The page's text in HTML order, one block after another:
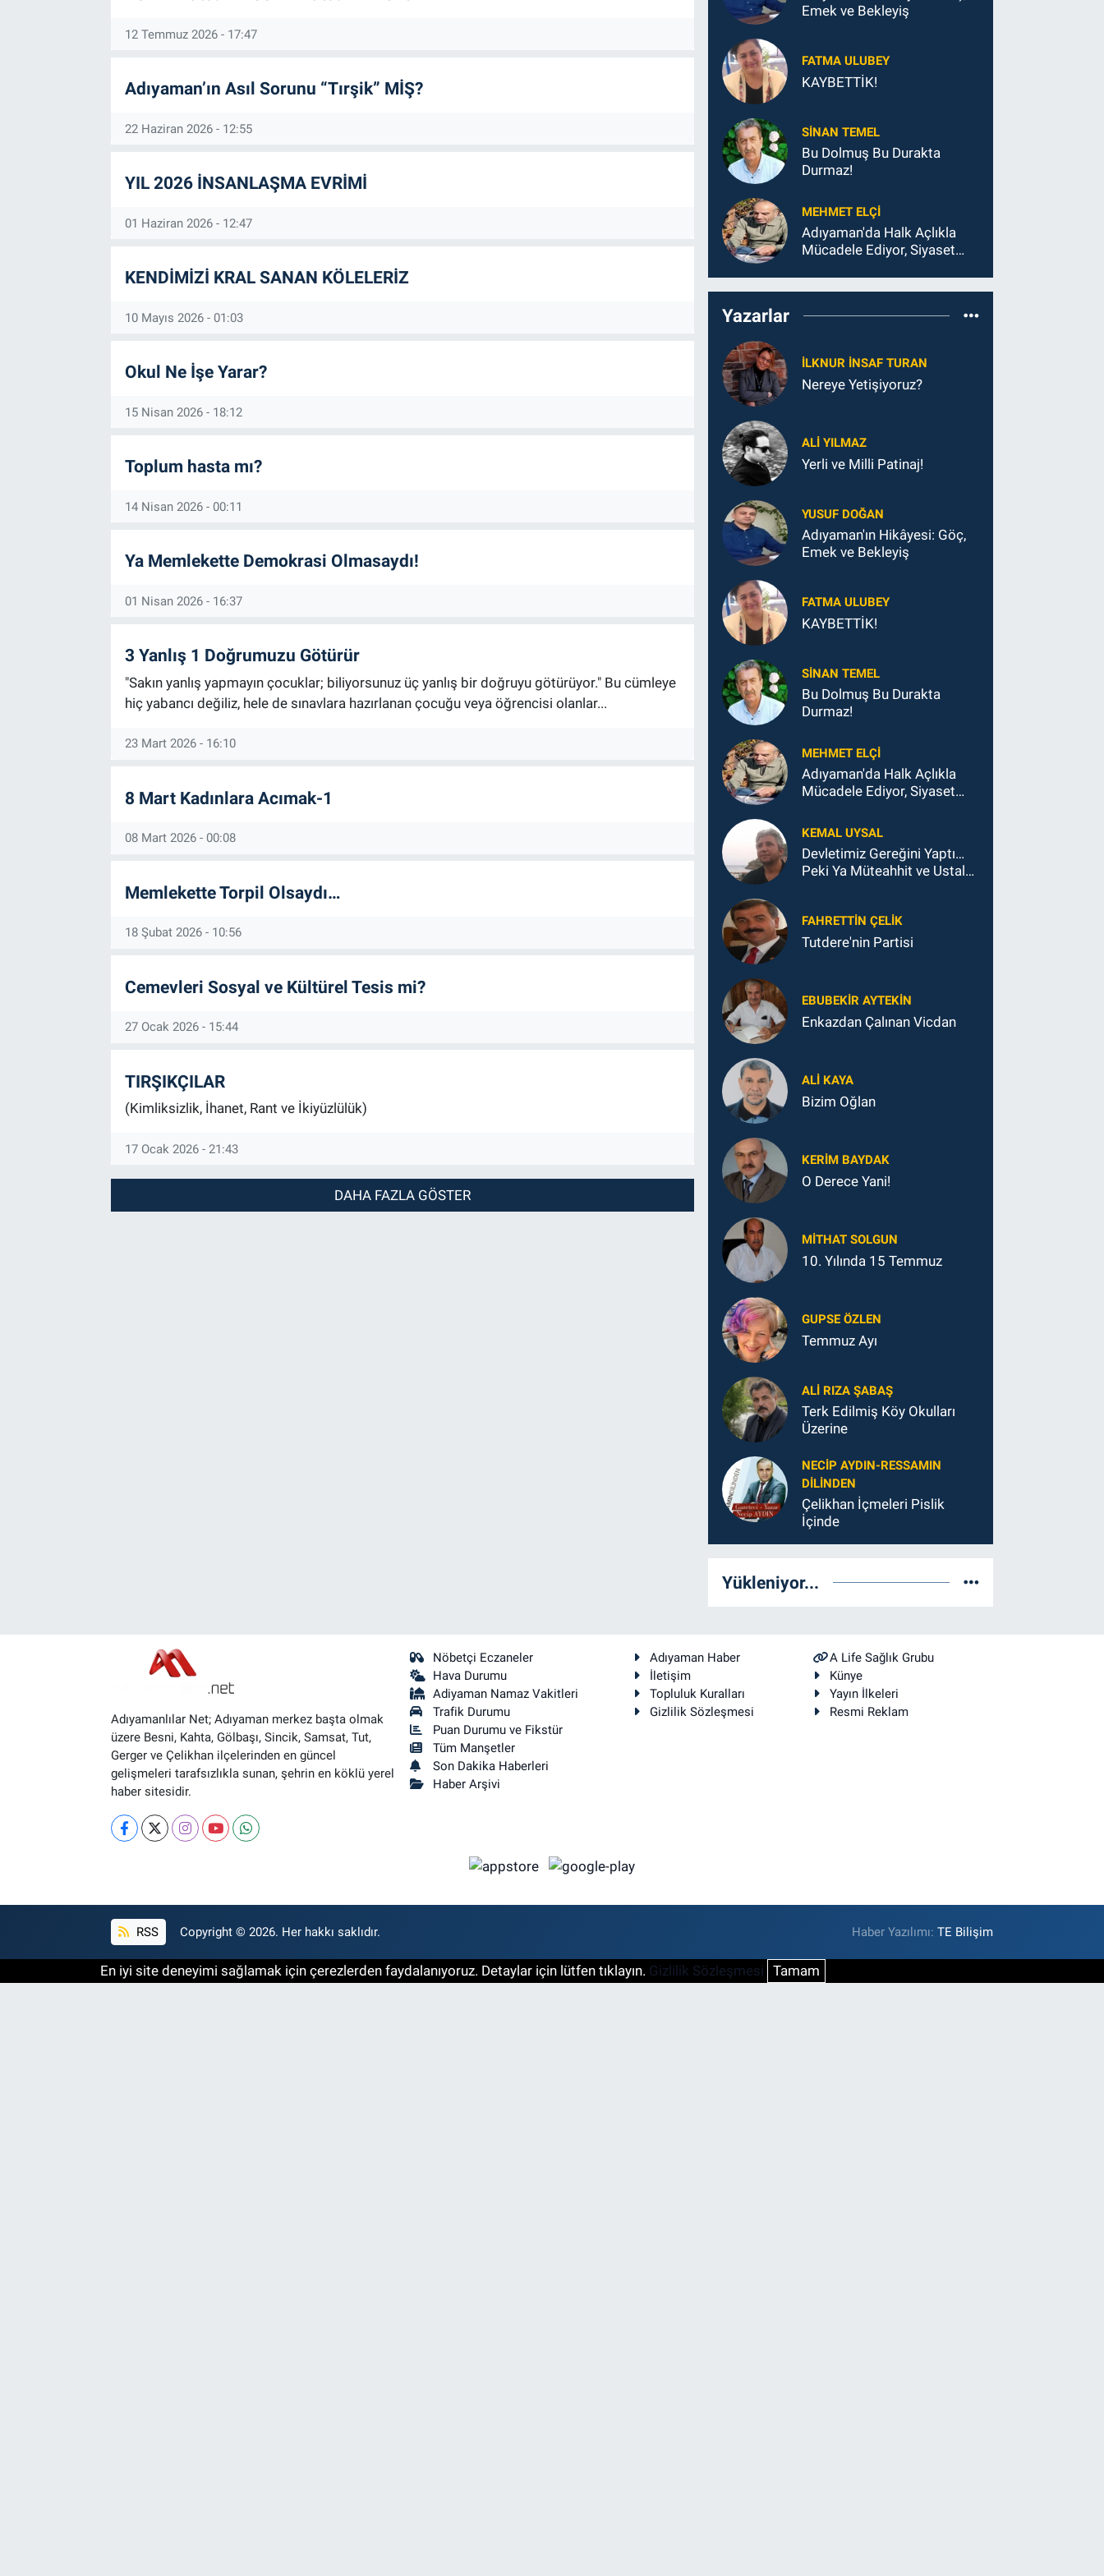
2021 yılında ÜZGÜN OYUNCAKLAR, Öteki Yayınları,
2023 yılında GİZEMLİ SES, Öteki Yayınları,
12 Temmuz 2026 - 17:47
Adıyaman’ın Asıl Sorunu “Tırşik” MİŞ?
22 Haziran 2026 - 12:55
YIL 2026 İNSANLAŞMA EVRİMİ
01 Haziran 2026 - 12:47
KENDİMİZİ KRAL SANAN KÖLELERİZ
10 Mayıs 2026 - 01:03
Okul Ne İşe Yarar?
15 Nisan 2026 - 18:12
Toplum hasta mı?
14 Nisan 2026 - 00:11
Ya Memlekette Demokrasi Olmasaydı!
01 Nisan 2026 - 16:37
3 Yanlış 1 Doğrumuzu Götürür
"Sakın yanlış yapmayın çocuklar; biliyorsunuz üç yanlış bir doğruyu götürüyor." Bu cümleye
hiç yabancı değiliz, hele de sınavlara hazırlanan çocuğu veya öğrencisi olanlar...
23 Mart 2026 - 16:10
8 Mart Kadınlara Acımak-1
08 Mart 2026 - 00:08
Memlekette Torpil Olsaydı…
18 Şubat 2026 - 10:56
Cemevleri Sosyal ve Kültürel Tesis mi?
27 Ocak 2026 - 15:44
TIRŞIKÇILAR
(Kimliksizlik, İhanet, Rant ve İkiyüzlülük)
17 Ocak 2026 - 21:43
DAHA FAZLA GÖSTER
Emek ve Bekleyiş
FATMA ULUBEY
KAYBETTİK!
SINAN TEMEL
Bu Dolmuş Bu Durakta
Durmaz!
MEHMET ELÇI
Adıyaman'da Halk Açlıkla
Mücadele Ediyor, Siyaset
Yazarlar
İLKNUR İNSAF TURAN
Nereye Yetişiyoruz?
ALI YILMAZ
Yerli ve Milli Patinaj!
YUSUF DOĞAN
Adıyaman'ın Hikâyesi: Göç,
Emek ve Bekleyiş
FATMA ULUBEY
KAYBETTİK!
SINAN TEMEL
Bu Dolmuş Bu Durakta
Durmaz!
MEHMET ELÇI
Adıyaman'da Halk Açlıkla
Mücadele Ediyor, Siyaset
KEMAL UYSAL
Devletimiz Gereğini Yaptı…
Peki Ya Müteahhit ve Ustalar
FAHRETTIN ÇELİK
Tutdere'nin Partisi
EBUBEKIR AYTEKIN
Enkazdan Çalınan Vicdan
ALI KAYA
Bizim Oğlan
KERIM BAYDAK
O Derece Yani!
MITHAT SOLGUN
10. Yılında 15 Temmuz
GUPSE ÖZLEN
Temmuz Ayı
ALI RIZA ŞABAŞ
Terk Edilmiş Köy Okulları
Üzerine
NECIP AYDIN-RESSAMIN
DILINDEN
Çelikhan İçmeleri Pislik
İçinde
Yükleniyor...
Adıyamanlılar Net; Adıyaman merkez başta olmak
üzere Besni, Kahta, Gölbaşı, Sincik, Samsat, Tut,
Gerger ve Çelikhan ilçelerinden en güncel
gelişmeleri tarafsızlıkla sunan, şehrin en köklü yerel
haber sitesidir.
Nöbetçi Eczaneler
Hava Durumu
Adiyaman Namaz Vakitleri
Trafik Durumu
Puan Durumu ve Fikstür
Tüm Manşetler
Son Dakika Haberleri
Haber Arşivi
Adıyaman Haber
A Life Sağlık Grubu
İletişim
Künye
Topluluk Kuralları
Yayın İlkeleri
Gizlilik Sözleşmesi
Resmi Reklam
RSS Copyright © 2026. Her hakkı saklıdır. Haber Yazılımı:TE Bilişim
En iyi site deneyimi sağlamak için çerezlerden faydalanıyoruz. Detaylar için lütfen tıklayın. Gizlilik Sözleşmesi Tamam
BİLİM VE TEKNOLOJİ
Şambayat Haber